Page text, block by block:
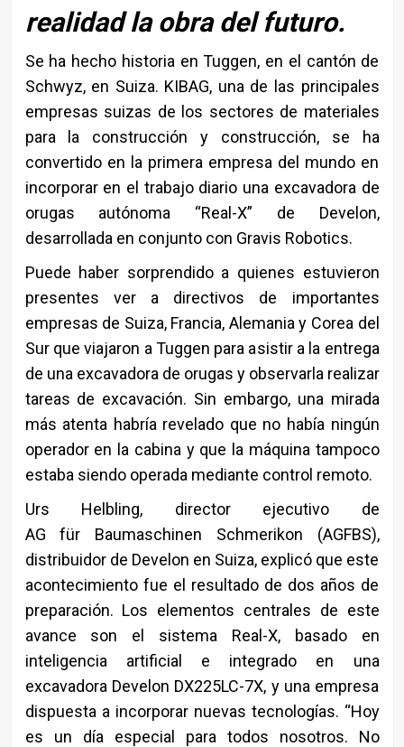
realidad la obra del futuro.
Se ha hecho historia en Tuggen, en el cantón de
Schwyz, en Suiza. KIBAG, una de las principales
empresas suizas de los sectores de materiales
para la construcción y construcción, se ha
convertido en la primera empresa del mundo en
incorporar en el trabajo diario una excavadora de
orugas autónoma “Real-X” de Develon,
desarrollada en conjunto con Gravis Robotics.
Puede haber sorprendido a quienes estuvieron
presentes ver a directivos de importantes
empresas de Suiza, Francia, Alemania y Corea del
Sur que viajaron a Tuggen para asistir a la entrega
de una excavadora de orugas y observarla realizar
tareas de excavación. Sin embargo, una mirada
más atenta habría revelado que no había ningún
operador en la cabina y que la máquina tampoco
estaba siendo operada mediante control remoto.
Urs Helbling, director ejecutivo de
AG für Baumaschinen Schmerikon (AGFBS),
distribuidor de Develon en Suiza, explicó que este
acontecimiento fue el resultado de dos años de
preparación. Los elementos centrales de este
avance son el sistema Real-X, basado en
inteligencia artificial e integrado en una
excavadora Develon DX225LC-7X, y una empresa
dispuesta a incorporar nuevas tecnologías. “Hoy
es un día especial para todos nosotros. No